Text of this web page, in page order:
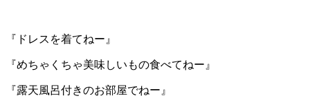
『ドレスを着てねー』
『めちゃくちゃ美味しいもの食べてねー』
『露天風呂付きのお部屋でねー』